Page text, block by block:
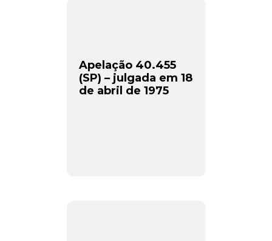
Apelação 40.455
(SP) – julgada em 18
de abril de 1975